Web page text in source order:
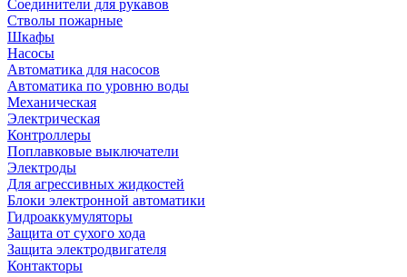
Соединители для рукавов
Стволы пожарные
Шкафы
Насосы
Автоматика для насосов
Автоматика по уровню воды
Механическая
Электрическая
Контроллеры
Поплавковые выключатели
Электроды
Для агрессивных жидкостей
Блоки электронной автоматики
Гидроаккумуляторы
Защита от сухого хода
Защита электродвигателя
Контакторы